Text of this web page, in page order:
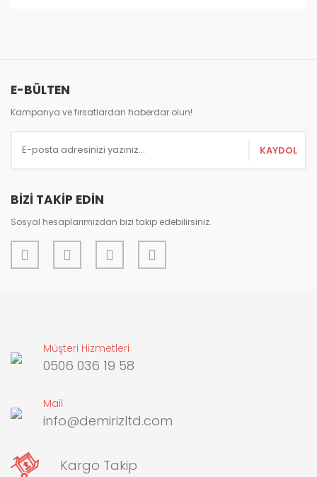
Ürün resmi kalitesiz, bozuk veya görüntülenemiyor.
Ürün açıklamasında eksik bilgiler bulunuyor.
Ürün fiyatı diğer sitelerden daha pahalı.
Gönder
E-BÜLTEN
Kampanya ve fırsatlardan haberdar olun!
KAYDOL
BİZİ TAKİP EDİN
Sosyal hesaplarımızdan bizi takip edebilirsiniz.
Müşteri Hizmetleri
0506 036 19 58
Mail
info@demirizltd.com
Kargo Takip